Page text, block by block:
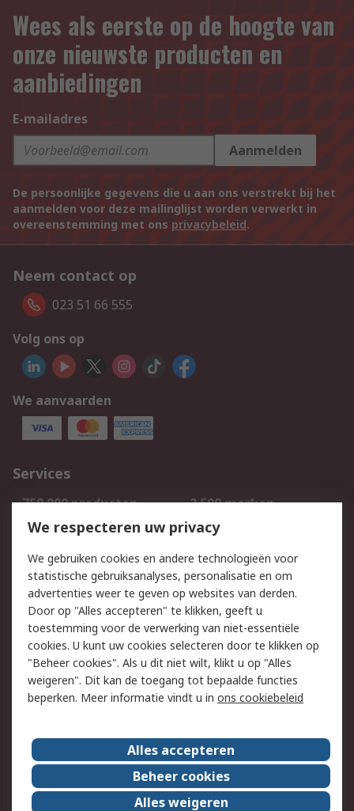
Wees als eerste op de hoogte van
onze nieuwste producten en
aanbiedingen
E-mailadres
Aanmelden
De persoonlijke gegevens die u aan ons verstrekt bij het
aanmelden voor deze mailinglijst worden verwerkt in
overeenstemming met ons privacybeleid.
Neem contact op
023 51 66 555
Volg ons op
We aanvaarden
Services
750.000 producten
2.500 merken
Bestellen
Inkoopoplossingen
Track & Trace
Wettelijk
Cookiebeleid
Email veiligheid
Privacybeleid
Websitevoorwaarden
Algemene
verkoopvoorwaarden
Over RS
RS Group
Over ons
RS wereldwijd
Werken bij RS
We respecteren uw privacy
We gebruiken cookies en andere technologieën voor
statistische gebruiksanalyses, personalisatie en om
advertenties weer te geven op websites van derden.
Door op "Alles accepteren" te klikken, geeft u
toestemming voor de verwerking van niet-essentiële
cookies. U kunt uw cookies selecteren door te klikken op
"Beheer cookies". Als u dit niet wilt, klikt u op "Alles
weigeren". Dit kan de toegang tot bepaalde functies
beperken. Meer informatie vindt u in ons cookiebeleid
Alles accepteren
Beheer cookies
Alles weigeren